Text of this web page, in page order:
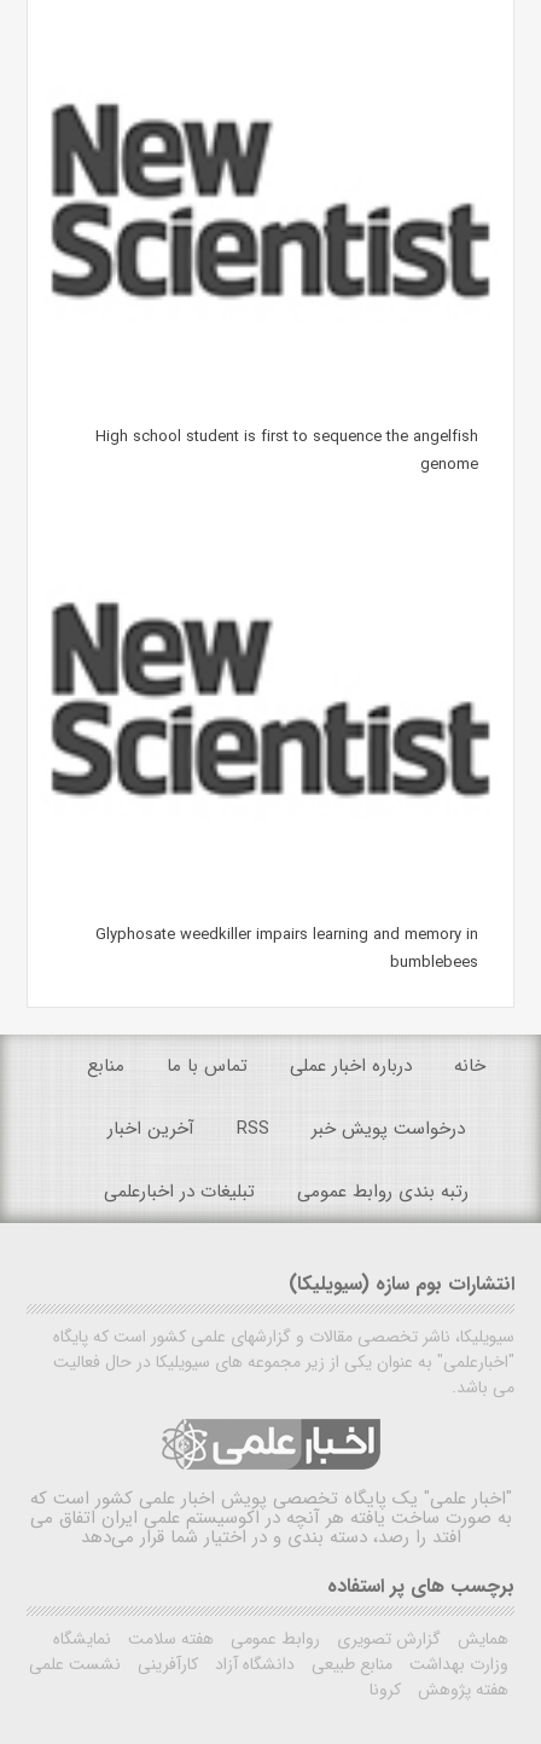
High school student is first to sequence the angelfish
genome
Glyphosate weedkiller impairs learning and memory in
bumblebees
خانه درباره اخبار عملی تماس با ما منابع
درخواست پویش خبر RSS آخرین اخبار
رتبه بندی روابط عمومی تبلیغات در اخبارعلمی
انتشارات بوم سازه (سیویلیکا)
سیویلیکا، ناشر تخصصی مقالات و گزارشهای علمی کشور است که پایگاه
"اخبارعلمی" به عنوان یکی از زیر مجموعه های سیویلیکا در حال فعالیت
می باشد.
"اخبار علمی" یک پایگاه تخصصی پویش اخبار علمی کشور است که
به صورت ساخت یافته هر آنچه در اکوسیستم علمی ایران اتفاق می
افتد را رصد، دسته بندی و در اختیار شما قرار می‌دهد
برچسب های پر استفاده
همایش گزارش تصویری روابط عمومی هفته سلامت
نمایشگاه
وزارت بهداشت
منابع طبیعی دانشگاه آزاد کارآفرینی
نشست علمی
هفته پژوهش
کرونا